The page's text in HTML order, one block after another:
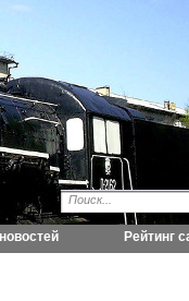
Рейтинг